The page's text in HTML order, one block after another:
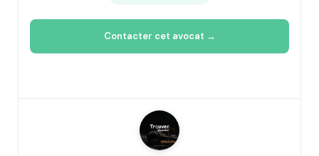
Contacter cet avocat →